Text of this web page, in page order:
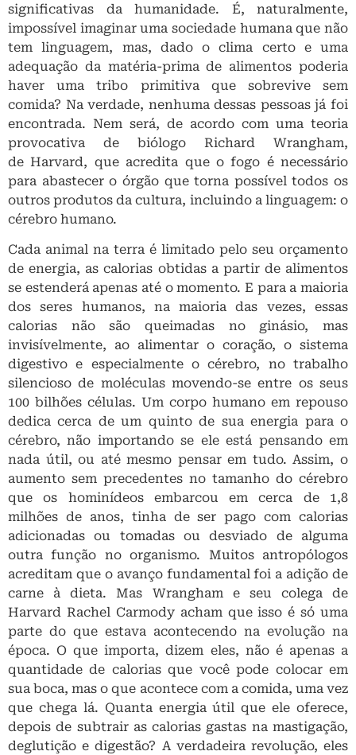
significativas da humanidade. É, naturalmente,
impossível imaginar uma sociedade humana que não
tem linguagem, mas, dado o clima certo e uma
adequação da matéria-prima de alimentos poderia
haver uma tribo primitiva que sobrevive sem
comida? Na verdade, nenhuma dessas pessoas já foi
encontrada. Nem será, de acordo com uma teoria
provocativa de biólogo Richard Wrangham,
de Harvard, que acredita que o fogo é necessário
para abastecer o órgão que torna possível todos os
outros produtos da cultura, incluindo a linguagem: o
cérebro humano.
Cada animal na terra é limitado pelo seu orçamento
de energia, as calorias obtidas a partir de alimentos
se estenderá apenas até o momento. E para a maioria
dos seres humanos, na maioria das vezes, essas
calorias não são queimadas no ginásio, mas
invisívelmente, ao alimentar o coração, o sistema
digestivo e especialmente o cérebro, no trabalho
silencioso de moléculas movendo-se entre os seus
100 bilhões células. Um corpo humano em repouso
dedica cerca de um quinto de sua energia para o
cérebro, não importando se ele está pensando em
nada útil, ou até mesmo pensar em tudo. Assim, o
aumento sem precedentes no tamanho do cérebro
que os hominídeos embarcou em cerca de 1,8
milhões de anos, tinha de ser pago com calorias
adicionadas ou tomadas ou desviado de alguma
outra função no organismo. Muitos antropólogos
acreditam que o avanço fundamental foi a adição de
carne à dieta. Mas Wrangham e seu colega de
Harvard Rachel Carmody acham que isso é só uma
parte do que estava acontecendo na evolução na
época. O que importa, dizem eles, não é apenas a
quantidade de calorias que você pode colocar em
sua boca, mas o que acontece com a comida, uma vez
que chega lá. Quanta energia útil que ele oferece,
depois de subtrair as calorias gastas na mastigação,
deglutição e digestão? A verdadeira revolução, eles